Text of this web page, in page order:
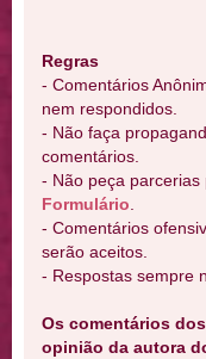
Regras
- Comentários
nem respondidos.
- Não faça
comentários.
- Não peça
Formulário
- Comentários
serão aceitos.
- Respostas sempre
Os comentários
opinião da autora